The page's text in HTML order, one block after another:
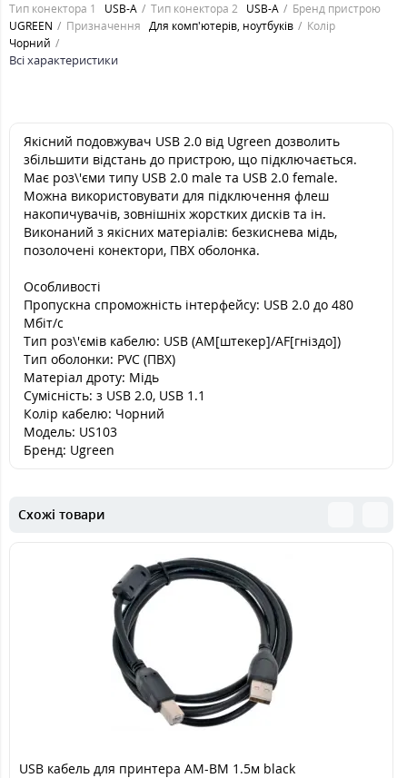
Тип конектора 1 USB-A Тип конектора 2 USB-A
Бренд пристрою
UGREEN
Призначення Для комп'ютерів, ноутбуків
Колір
Чорний
Всі характеристики
Якісний подовжувач USB 2.0 від Ugreen дозволить
збільшити відстань до пристрою, що підключається.
Має роз\'єми типу USB 2.0 male та USB 2.0 female.
Можна використовувати для підключення флеш
накопичувачів, зовнішніх жорстких дисків та ін.
Виконаний з якісних матеріалів: безкиснева мідь,
позолочені конектори, ПВХ оболонка.
Особливості
Пропускна спроможність інтерфейсу: USB 2.0 до 480
Мбіт/с
Тип роз\'ємів кабелю: USB (AM[штекер]/AF[гніздо])
Тип оболонки: PVC (ПВХ)
Матеріал дроту: Мідь
Сумісність: з USB 2.0, USB 1.1
Колір кабелю: Чорний
Модель: US103
Бренд: Ugreen
Схожі товари
USB кабель для принтера AM-BM 1.5м black